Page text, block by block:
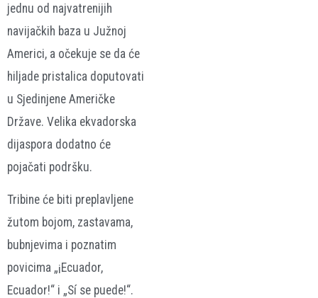
jednu od najvatrenijih
navijačkih baza u Južnoj
Americi, a očekuje se da će
hiljade pristalica doputovati
u Sjedinjene Američke
Države. Velika ekvadorska
dijaspora dodatno će
pojačati podršku.
Tribine će biti preplavljene
žutom bojom, zastavama,
bubnjevima i poznatim
povicima „¡Ecuador,
Ecuador!“ i „Sí se puede!“.